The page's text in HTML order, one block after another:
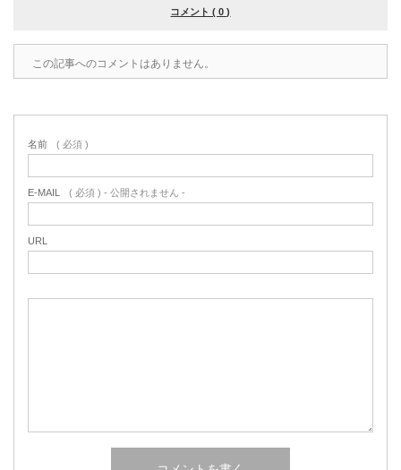
コメント ( 0 )
この記事へのコメントはありません。
名前 ( 必須 )
E-MAIL ( 必須 ) - 公開されません -
URL